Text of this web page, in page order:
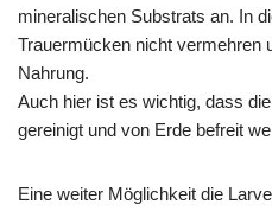
mineralischen Substrats an. In
Trauermücken nicht vermehren
Nahrung.
Auch hier ist es wichtig, dass
gereinigt und von Erde befreit
Eine weiter Möglichkeit die